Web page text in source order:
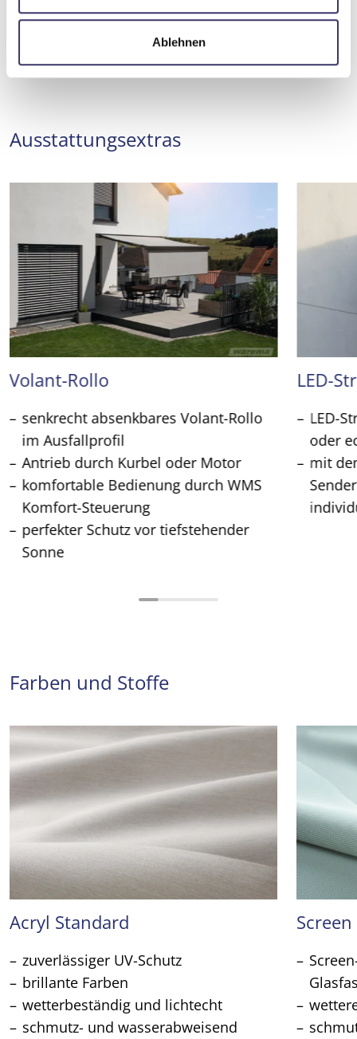
Ablehnen
Ausstattungsextras
Volant-Rollo
senkrecht absenkbares Volant-Rollo
im Ausfallprofil
Antrieb durch Kurbel oder Motor
komfortable Bedienung durch WMS
Komfort-Steuerung
perfekter Schutz vor tiefstehender
Sonne
LED-
LED-
oder
mit
Farben und Stoffe
Acryl Standard
zuverlässiger UV-Schutz
brillante Farben
wetterbeständig und lichtecht
schmutz- und wasserabweisend
Screen